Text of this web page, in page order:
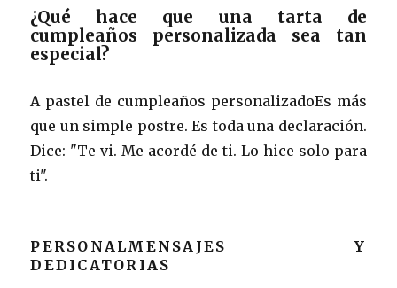
¿Qué hace que una tarta de
cumpleaños personalizada sea tan
especial?
A pastel de cumpleaños personalizadoEs más
que un simple postre. Es toda una declaración.
Dice: "Te vi. Me acordé de ti. Lo hice solo para
ti".
PERSONALMENSAJES Y
DEDICATORIAS